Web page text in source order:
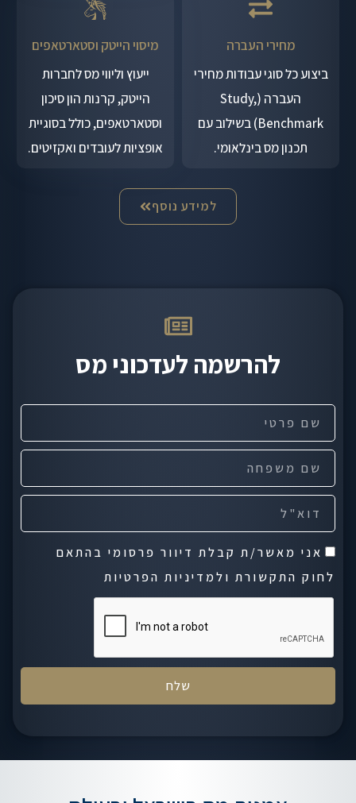
מחירי העברה
ביצוע כל סוגי עבודות מחירי
העברה (Study,
Benchmark) בשילוב עם
תכנון מס בינלאומי.
מיסוי הייטק וסטארטאפים
ייעוץ וליווי מס לחברות
הייטק, קרנות הון סיכון
וסטארטאפים, כולל בסוגיית
אופציות לעובדים ואקזיטים.
למידע נוסף
להרשמה לעדכוני מס
ם
ר
ם
ש
פ
ח
m
a
l
ה
ס
כ
אני מאשר/ת קבלת דיוור פרסומי בהתאם
לחוק התקשורת ולמדיניות הפרטיות
שלח